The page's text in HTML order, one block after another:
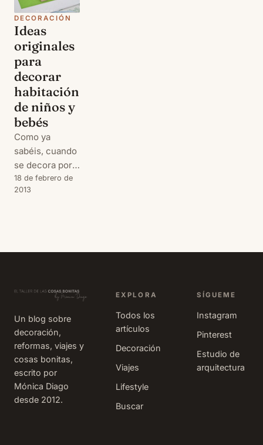
DECORACIÓN
Ideas
originales
para
decorar
habitación
de niños y
bebés
Como ya
sabéis, cuando
se decora por
primera vez la
habitación de
las cosas que
nombre del
puede pintar
sobre la pared,
o bordarlo en
punto de cruz y
enmarcarlo, o
incluso escr
18 de febrero de
2013
Un blog sobre
decoración,
reformas, viajes y
cosas bonitas,
escrito por
Mónica Diago
desde 2012.
EXPLORA
Todos los
artículos
Decoración
Viajes
Lifestyle
Buscar
SÍGUEME
Instagram
Pinterest
Estudio de
arquitectura